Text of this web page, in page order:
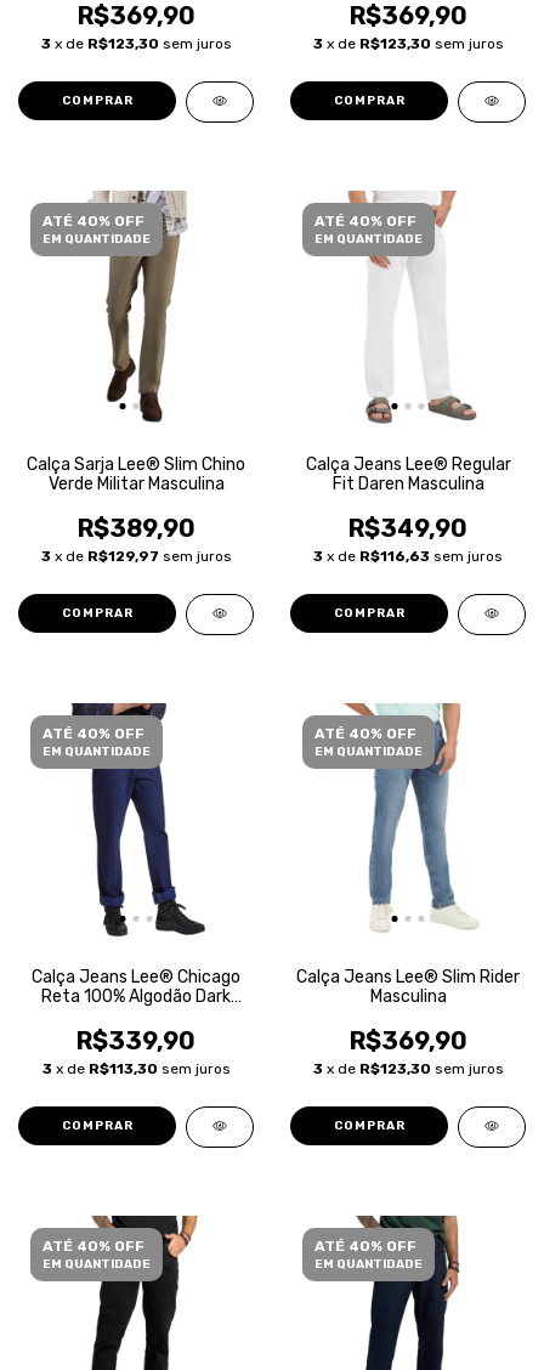
R$369,90
3 x de R$123,30 sem juros
COMPRAR
R$369,90
3 x de R$123,30 sem juros
COMPRAR
ATÉ 40% OFF
EM QUANTIDADE
Calça Sarja Lee® Slim Chino
Verde Militar Masculina
R$389,90
3 x de R$129,97 sem juros
COMPRAR
ATÉ 40% OFF
EM QUANTIDADE
Calça Jeans Lee® Regular
Fit Daren Masculina
R$349,90
3 x de R$116,63 sem juros
COMPRAR
ATÉ 40% OFF
EM QUANTIDADE
Calça Jeans Lee® Chicago
Reta 100% Algodão Dark
R$339,90
3 x de R$113,30 sem juros
COMPRAR
ATÉ 40% OFF
EM QUANTIDADE
Calça Jeans Lee® Slim Rider
Masculina
R$369,90
3 x de R$123,30 sem juros
COMPRAR
ATÉ 40% OFF
EM QUANTIDADE
ATÉ 40% OFF
EM QUANTIDADE